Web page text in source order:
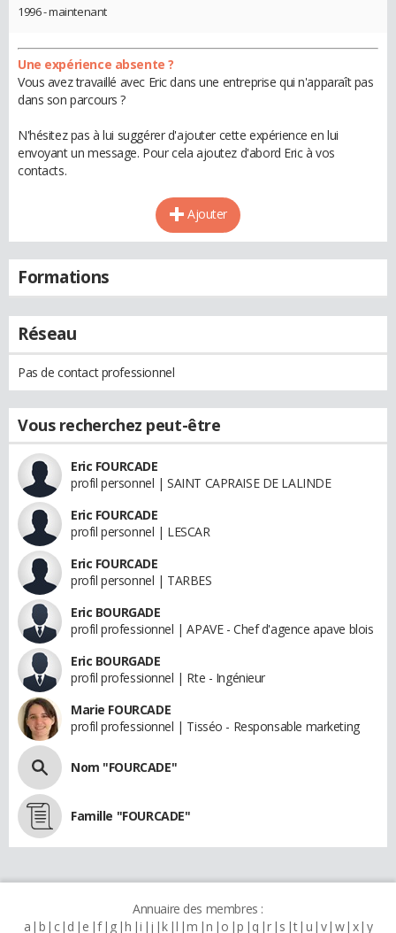
1996 - maintenant
Une expérience absente ?
Vous avez travaillé avec Eric dans une entreprise qui n'apparaît pas
dans son parcours ?
N'hésitez pas à lui suggérer d'ajouter cette expérience en lui
envoyant un message. Pour cela ajoutez d'abord Eric à vos
contacts.
Ajouter
Formations
Réseau
Pas de contact professionnel
Vous recherchez peut-être
Eric FOURCADE
profil personnel | SAINT CAPRAISE DE LALINDE
Eric FOURCADE
profil personnel | LESCAR
Eric FOURCADE
profil personnel | TARBES
Eric BOURGADE
profil professionnel | APAVE - Chef d'agence apave blois
Eric BOURGADE
profil professionnel | Rte - Ingénieur
Marie FOURCADE
profil professionnel | Tisséo - Responsable marketing
Nom "FOURCADE"
Famille "FOURCADE"
Annuaire des membres :
a b c d e f g h i j k l m n o p q r s t u v w x y